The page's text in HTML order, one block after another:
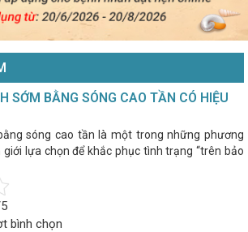
SỚM BẰNG SÓNG CAO TẦN CÓ HIỆU
sóng cao tần là một trong những phương
lựa chọn để khắc phục tình trạng “trên bảo
bình chọn